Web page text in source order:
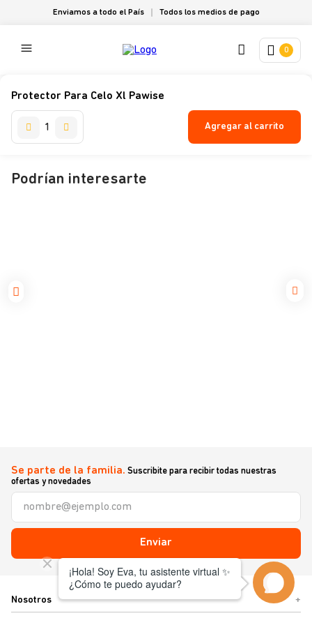
Enviamos a todo el País Todos los medios de pago
0
Protector Para Celo Xl Pawise
Agregar al carrito
Podrían interesarte
Se parte de la familia. Suscribite para recibir todas nuestras
ofertas y novedades
Enviar
Nosotros +